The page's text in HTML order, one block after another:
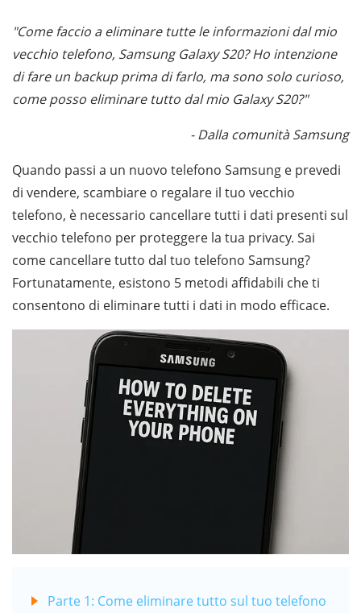
"Come faccio a eliminare tutte le informazioni dal mio
vecchio telefono, Samsung Galaxy S20? Ho intenzione
di fare un backup prima di farlo, ma sono solo curioso,
come posso eliminare tutto dal mio Galaxy S20?"
- Dalla comunità Samsung
Quando passi a un nuovo telefono Samsung e prevedi
di vendere, scambiare o regalare il tuo vecchio
telefono, è necessario cancellare tutti i dati presenti sul
vecchio telefono per proteggere la tua privacy. Sai
come cancellare tutto dal tuo telefono Samsung?
Fortunatamente, esistono 5 metodi affidabili che ti
consentono di eliminare tutti i dati in modo efficace.
Parte 1: Come eliminare tutto sul tuo telefono